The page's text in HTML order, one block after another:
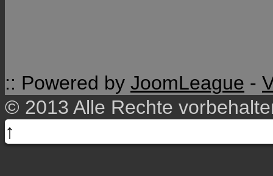
:: Powered by JoomLeague -
© 2013 Alle Rechte
↑